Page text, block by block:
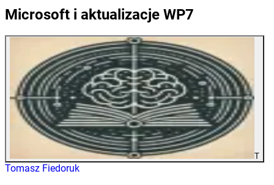
Microsoft i aktualizacje WP7
T
Tomasz Fiedoruk